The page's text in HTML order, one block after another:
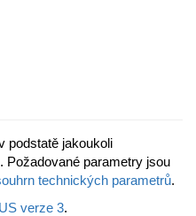
podstatě jakoukoli
Požadované parametry jsou
technických parametrů.
verze 3.